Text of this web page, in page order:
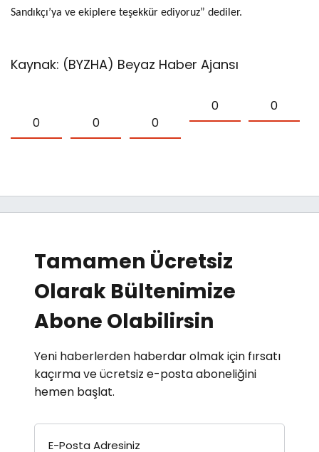
Sandıkçı’ya ve ekiplere teşekkür ediyoruz” dediler.
Kaynak: (BYZHA) Beyaz Haber Ajansı
0 0 0
0 0
Tamamen Ücretsiz
Olarak Bültenimize
Abone Olabilirsin
Yeni haberlerden haberdar olmak için fırsatı
kaçırma ve ücretsiz e-posta aboneliğini
hemen başlat.
E-Posta Adresiniz